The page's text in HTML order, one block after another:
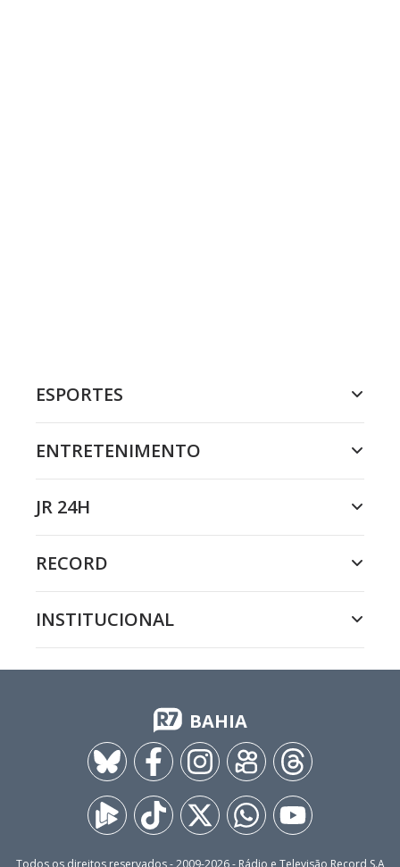
ESPORTES
ENTRETENIMENTO
JR 24H
RECORD
INSTITUCIONAL
BAHIA
Todos os direitos reservados - 2009-2026- Rádio e Televisão Record S.A